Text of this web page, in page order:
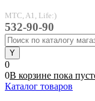
MTC, A1, Life:)
532-90-90
0
0В корзине пока
Каталог товаров